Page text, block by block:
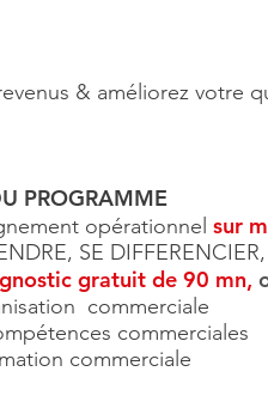
& améliorez votre
PROGRAMME
opérationnel sur
SE
gratuit de 90 mn,
commerciale
commerciales
commerciale